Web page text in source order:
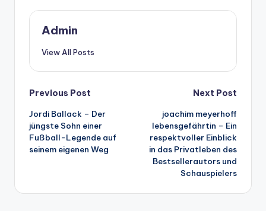
Admin
View All Posts
Post
navigation
Previous Post
Jordi Ballack – Der
jüngste Sohn einer
Fußball-Legende auf
seinem eigenen Weg
Next Post
joachim meyerhoff
lebensgefährtin – Ein
respektvoller Einblick
in das Privatleben des
Bestsellerautors und
Schauspielers